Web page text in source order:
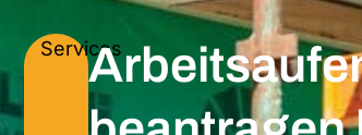
Services